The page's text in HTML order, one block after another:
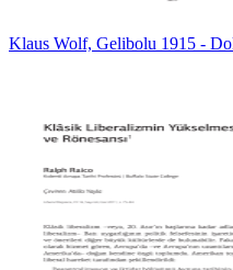
Klaus Wolf, Gelibolu 1915 -